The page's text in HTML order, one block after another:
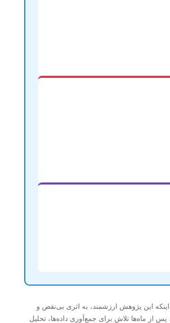
این پژوهش ارزشمند، به اثری بی‌نقص و
از ماه‌ها تلاش برای جمع‌آوری داده‌ها، تحلیل